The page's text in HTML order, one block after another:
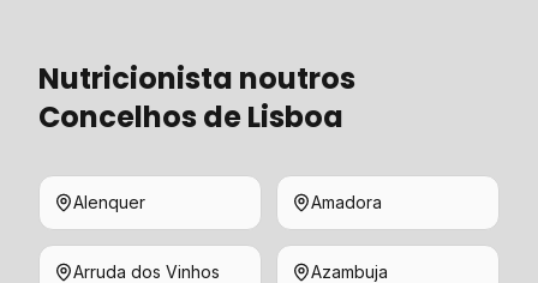
Nutricionista noutros
Concelhos deLisboa
Alenquer Amadora
Arruda dos Vinhos Azambuja